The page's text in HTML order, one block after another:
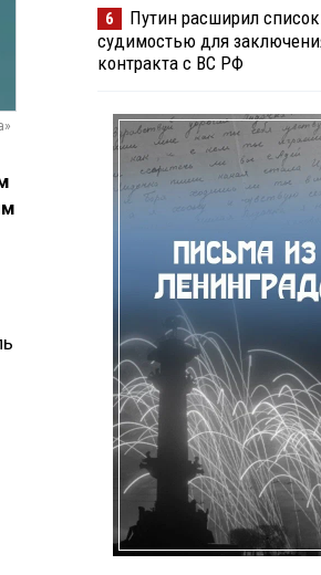
6
Путин расширил
судимостью для
контракта с ВС РФ